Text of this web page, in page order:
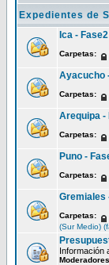
Expedientes de
Ica - Fase2
Carpetas:
Ayacucho
Carpetas:
Arequipa -
Carpetas:
Puno -
Carpetas:
Gremiales
Carpetas:
(Sur Medio)
Información